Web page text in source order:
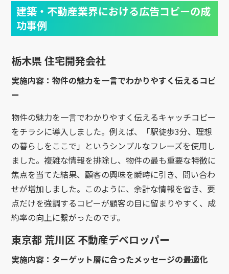
建築・不動産業界における広告コピーの成
功事例
栃木県 住宅開発会社
実施内容：物件の魅力を一言でわかりやすく伝えるコピ
ー
物件の魅力を一言でわかりやすく伝えるキャッチコピー
をチラシに導入しました。例えば、「駅徒歩3分、理想
の暮らしをここで」というシンプルなフレーズを使用し
ました。複雑な情報を排除し、物件の最も重要な特徴に
焦点を当てた結果、顧客の興味を瞬時に引き、問い合わ
せが増加しました。このように、余計な情報を省き、要
点だけを強調するコピーが顧客の目に留まりやすく、成
約率の向上に繋がったのです。
東京都 荒川区 不動産デベロッパー
実施内容：ターゲット層に合ったメッセージの最適化